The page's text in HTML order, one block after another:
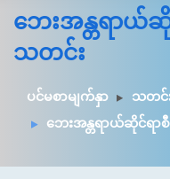
ဘေးအန္တရာယ်ဆို
သတင်း
ပင်မစာမျက်နှာ
သတင်း
ဘေးအန္တရာယ်ဆိုင်ရာစီ